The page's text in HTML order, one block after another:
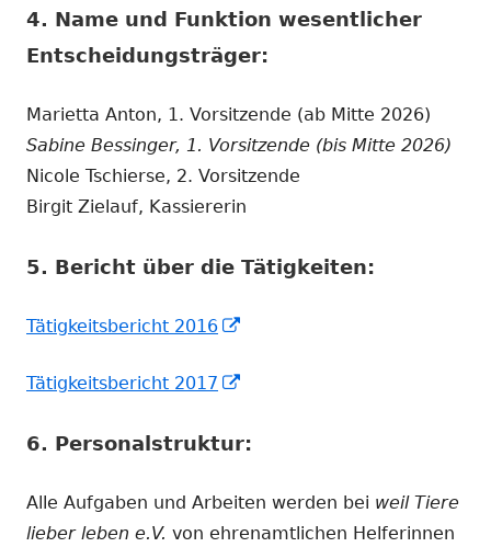
4. Name und Funktion wesentlicher
Entscheidungsträger:
Marietta Anton, 1. Vorsitzende (ab Mitte 2026)
Sabine Bessinger, 1. Vorsitzende (bis Mitte 2026)
Nicole Tschierse, 2. Vorsitzende
Birgit Zielauf, Kassiererin
5. Bericht über die Tätigkeiten:
Tätigkeitsbericht 2016
Tätigkeitsbericht 2017
Fenster
6. Personalstruktur:
Alle Aufgaben und Arbeiten werden bei weil Tiere
lieber leben e.V. von ehrenamtlichen Helferinnen